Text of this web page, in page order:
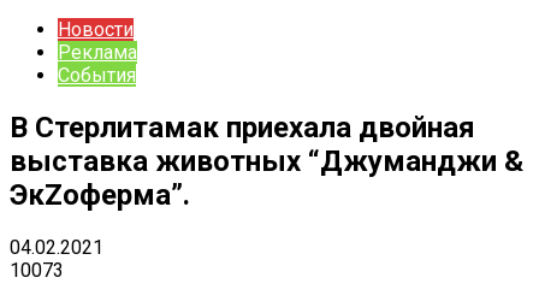
Новости
Реклама
События
В Стерлитамак приехала двойная
выставка животных “Джуманджи &
ЭкZоферма”.
04.02.2021
10073